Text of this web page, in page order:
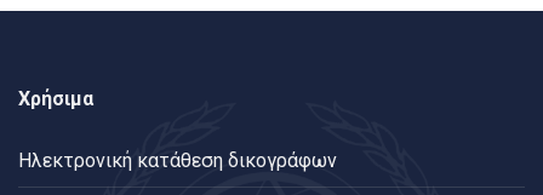
Χρήσιμα
Ηλεκτρονική κατάθεση δικογράφων